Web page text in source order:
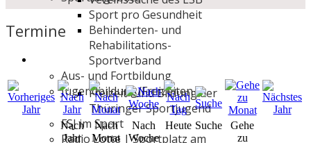
Sport pro Gesundheit
Behinderten- und
Rehabilitations-
Sportverband
Aus- und Fortbildung
Jugendbildung/Freizeiten
Freizeit- und Bildung der
Thüringer Sportjugend
FSJ im Sport
Radio Lotte | Sportplatz am
Termine
Nach
Jahr
Nach
Monat
Nach
Woche
Heute Suche
Gehe
zu